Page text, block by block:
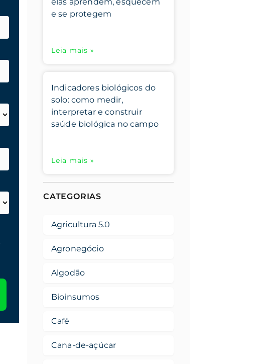
e se protegem
Leia mais »
Indicadores biológicos do
solo: como medir,
interpretar e construir
saúde biológica no campo
Leia mais »
CATEGORIAS
Agricultura 5.0
Agronegócio
Algodão
Bioinsumos
Café
Cana-de-açúcar